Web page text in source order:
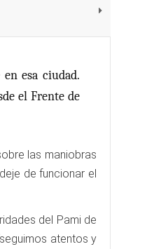
esa ciudad.
el Frente de
las maniobras
de funcionar el
del Pami de
atentos y